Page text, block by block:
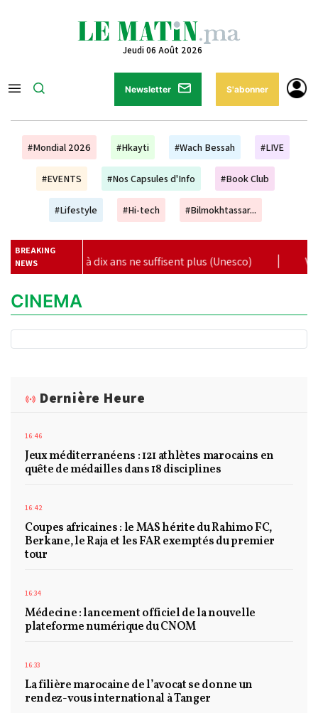
Jeudi 06 Août 2026
Newsletter S'abonner
#Mondial 2026 #Hkayti #Wach Bessah #LIVE
#EVENTS #Nos Capsules d'Info #Book Club
#Lifestyle #Hi-tech #Bilmokhtassar...
BREAKING
NEWS
dix ans ne suffisent plus (Unesco) | Vague de chaleur
CINEMA
Dernière Heure
16:46
Jeux méditerranéens : 121 athlètes marocains en
quête de médailles dans 18 disciplines
16:42
Coupes africaines : le MAS hérite du Rahimo FC,
Berkane, le Raja et les FAR exemptés du premier
tour
16:34
Médecine : lancement officiel de la nouvelle
plateforme numérique du CNOM
16:33
La filière marocaine de l’avocat se donne un
rendez-vous international à Tanger